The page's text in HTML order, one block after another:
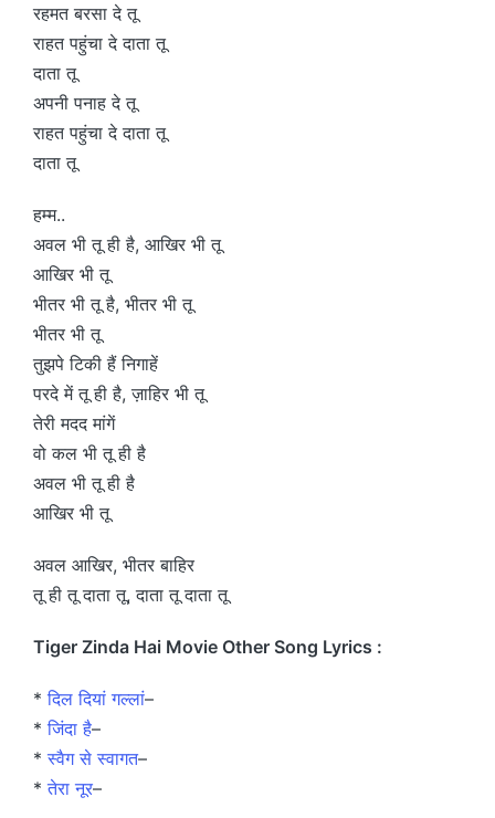
रहमत बरसा दे तू
राहत पहुंचा दे दाता तू
दाता तू
अपनी पनाह दे तू
राहत पहुंचा दे दाता तू
दाता तू
हम्म..
अवल भी तू ही है, आखिर भी तू
आखिर भी तू
भीतर भी तू है, भीतर भी तू
भीतर भी तू
तुझपे टिकी हैं निगाहें
परदे में तू ही है, ज़ाहिर भी तू
तेरी मदद मांगें
वो कल भी तू ही है
अवल भी तू ही है
आखिर भी तू
अवल आखिर, भीतर बाहिर
तू ही तू दाता तू, दाता तू दाता तू
Tiger Zinda Hai Movie Other Song Lyrics :
*दिल दियां गल्लां–
*जिंदा है–
*स्वैग से स्वागत–
*तेरा नूर–